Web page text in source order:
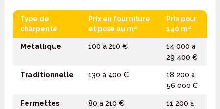
Type de
charpente
Prix en fourniture
et pose au m²
Prix pour
140 m²
Métallique 100 à 210 €
14 000 à
29 400 €
Traditionnelle
130 à 400 €
18 200 à
56 000 €
Fermettes
80 à 210 €
11 200 à